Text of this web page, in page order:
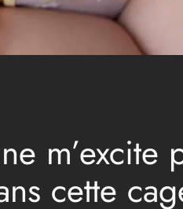
m’excite
cette